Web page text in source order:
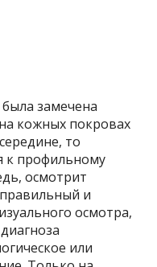
замечена
кожных покровах
то
к профильному
осмотрит
и
осмотра,
или